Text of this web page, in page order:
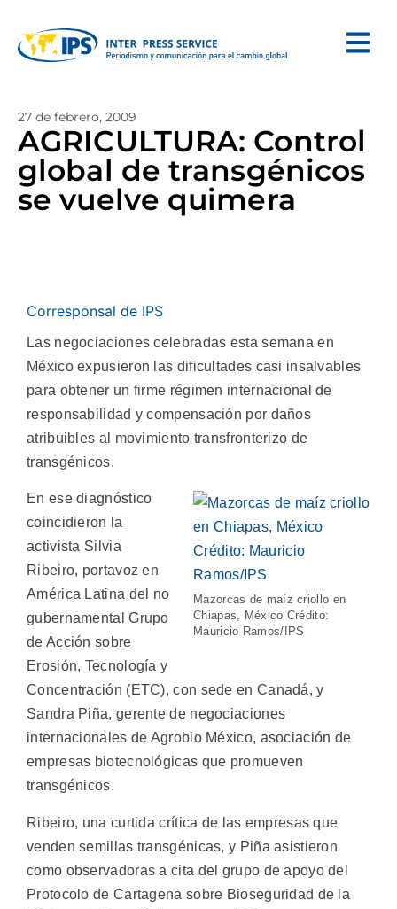
27 de febrero, 2009
AGRICULTURA: Control
global de transgénicos
se vuelve quimera
Corresponsal de IPS
Las negociaciones celebradas esta semana en
México expusieron las dificultades casi insalvables
para obtener un firme régimen internacional de
responsabilidad y compensación por daños
atribuibles al movimiento transfronterizo de
transgénicos.
Mazorcas de maíz criollo en
Chiapas, México Crédito:
Mauricio Ramos/IPS
En ese diagnóstico
coincidieron la
activista Silvia
Ribeiro, portavoz en
América Latina del no
gubernamental Grupo
de Acción sobre
Erosión, Tecnología y
Concentración (ETC), con sede en Canadá, y
Sandra Piña, gerente de negociaciones
internacionales de Agrobio México, asociación de
empresas biotecnológicas que promueven
transgénicos.
Ribeiro, una curtida crítica de las empresas que
venden semillas transgénicas, y Piña asistieron
como observadoras a cita del grupo de apoyo del
Protocolo de Cartagena sobre Bioseguridad de la